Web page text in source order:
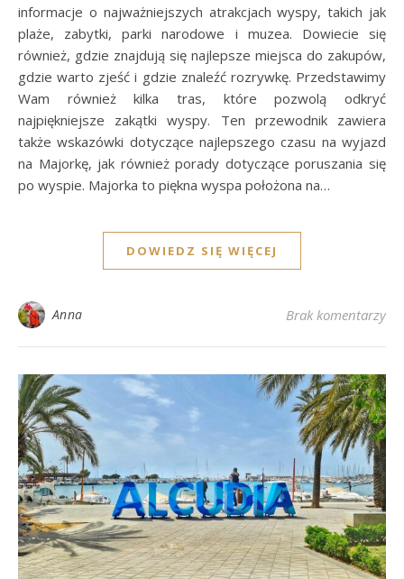
informacje o najważniejszych atrakcjach wyspy, takich jak
plaże, zabytki, parki narodowe i muzea. Dowiecie się
również, gdzie znajdują się najlepsze miejsca do zakupów,
gdzie warto zjeść i gdzie znaleźć rozrywkę. Przedstawimy
Wam również kilka tras, które pozwolą odkryć
najpiękniejsze zakątki wyspy. Ten przewodnik zawiera
także wskazówki dotyczące najlepszego czasu na wyjazd
na Majorkę, jak również porady dotyczące poruszania się
po wyspie. Majorka to piękna wyspa położona na…
DOWIEDZ SIĘ WIĘCEJ
Anna Brak komentarzy